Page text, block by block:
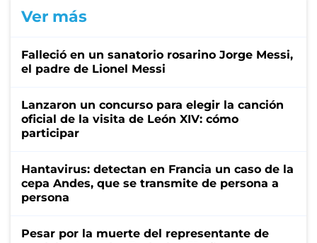
Ver más
Falleció en un sanatorio rosarino Jorge Messi,
el padre de Lionel Messi
Lanzaron un concurso para elegir la canción
oficial de la visita de León XIV: cómo
participar
Hantavirus: detectan en Francia un caso de la
cepa Andes, que se transmite de persona a
persona
Pesar por la muerte del representante de